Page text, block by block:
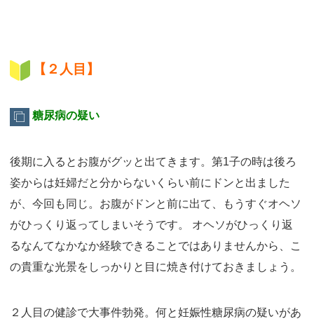
【２人目】
糖尿病の疑い
後期に入るとお腹がグッと出てきます。第1子の時は後ろ
姿からは妊婦だと分からないくらい前にドンと出ました
が、今回も同じ。お腹がドンと前に出て、もうすぐオヘソ
がひっくり返ってしまいそうです。 オヘソがひっくり返
るなんてなかなか経験できることではありませんから、こ
の貴重な光景をしっかりと目に焼き付けておきましょう。
２人目の健診で大事件勃発。何と妊娠性糖尿病の疑いがあ